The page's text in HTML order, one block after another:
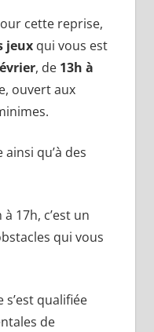
cette reprise,
jeuxqui vous est
, de 13h à
ouvert aux
qu’à des
17h, c’est un
qui vous
s’est qualifiée
de